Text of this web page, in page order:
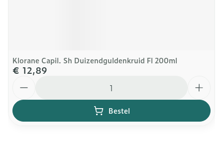
Klorane Capil. Sh Duizendguldenkruid Fl 200ml
€ 12,89
Bestel